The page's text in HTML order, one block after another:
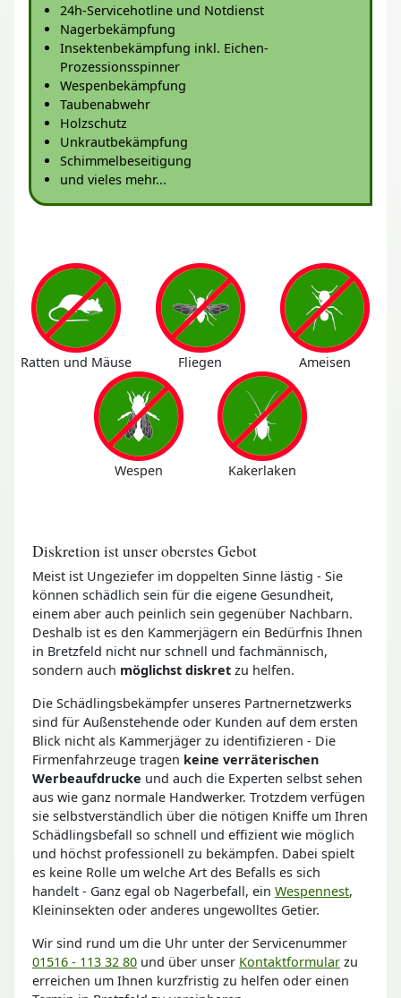
24h-Servicehotline und Notdienst
Nagerbekämpfung
Insektenbekämpfung inkl. Eichen-
Prozessionsspinner
Wespenbekämpfung
Taubenabwehr
Holzschutz
Unkrautbekämpfung
Schimmelbeseitigung
und vieles mehr...
Ratten und Mäuse Fliegen Ameisen
Wespen Kakerlaken
Diskretion ist unser oberstes Gebot
Meist ist Ungeziefer im doppelten Sinne lästig - Sie
können schädlich sein für die eigene Gesundheit,
einem aber auch peinlich sein gegenüber Nachbarn.
Deshalb ist es den Kammerjägern ein Bedürfnis Ihnen
in Bretzfeld nicht nur schnell und fachmännisch,
sondern auch möglichst diskret zu helfen.
Die Schädlingsbekämpfer unseres Partnernetzwerks
sind für Außenstehende oder Kunden auf dem ersten
Blick nicht als Kammerjäger zu identifizieren - Die
Firmenfahrzeuge tragen keine verräterischen
Werbeaufdrucke und auch die Experten selbst sehen
aus wie ganz normale Handwerker. Trotzdem verfügen
sie selbstverständlich über die nötigen Kniffe um Ihren
Schädlingsbefall so schnell und effizient wie möglich
und höchst professionell zu bekämpfen. Dabei spielt
es keine Rolle um welche Art des Befalls es sich
handelt - Ganz egal ob Nagerbefall, ein Wespennest,
Kleininsekten oder anderes ungewolltes Getier.
Wir sind rund um die Uhr unter der Servicenummer
01516 - 113 32 80 und über unser Kontaktformular zu
erreichen um Ihnen kurzfristig zu helfen oder einen